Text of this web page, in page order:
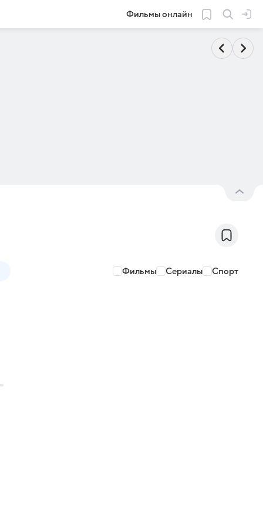
Фильмы онлайн
Фильмы Сериалы Спорт